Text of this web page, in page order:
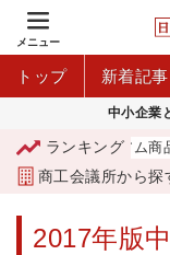
メニュー
トップ 新着記事
中小企業
ランキング
森市プレミアム商品券」
商工会議所から探
2017年版